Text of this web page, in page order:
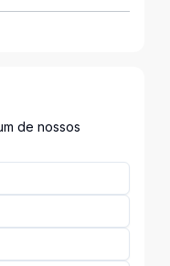
de nossos